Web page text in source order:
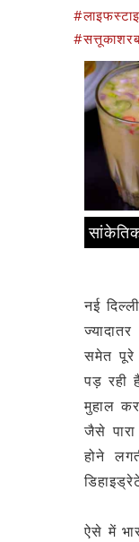
नई
समेत पूरे
पड़ रही
मुहाल
जैसे
होने
ऐसे में